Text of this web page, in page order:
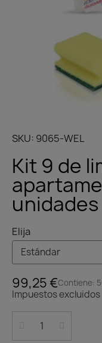
SKU 9065-WEL
Kit 9 de
unidades
Elija
99,25 €Contiene:
Impuestos excluidos